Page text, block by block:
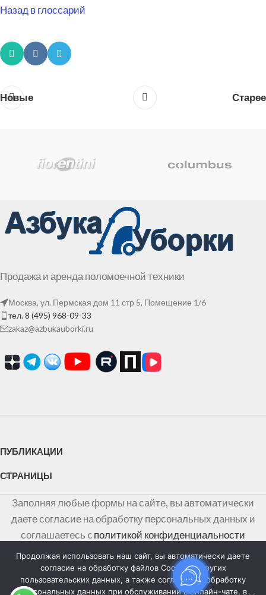
Назад в глоссарий
Новые Старее
Продажа и аренда поломоечной техники
Москва, ул. Пермская дом 11 стр 5, Помещение 1/6
тел. 8 (495) 968-09-33
zakaz@azbukauborki.ru
ПУБЛИКАЦИИ
СТРАНИЦЫ
Заполняя любые формы на сайте, вы автоматически
даете согласие на обработку персональных данных и
соглашаетесь cполитикой конфиденциальности
персональных данных
Информация на сайте не является публичной офертой,
Продолжая использовать наш сайт, вы автоматически даете
согласие на обработку файлов Cookies и других
пользовательских данных, а также согласие на обработку
персональных данных при обслуживании в онлайн-чате, в